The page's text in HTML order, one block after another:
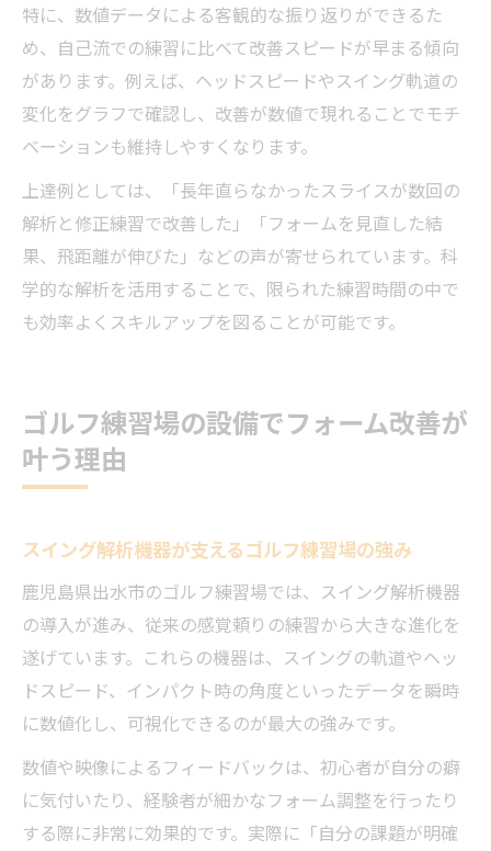
特に、数値データによる客観的な振り返りができるた
め、自己流での練習に比べて改善スピードが早まる傾向
があります。例えば、ヘッドスピードやスイング軌道の
変化をグラフで確認し、改善が数値で現れることでモチ
ベーションも維持しやすくなります。
上達例としては、「長年直らなかったスライスが数回の
解析と修正練習で改善した」「フォームを見直した結
果、飛距離が伸びた」などの声が寄せられています。科
学的な解析を活用することで、限られた練習時間の中で
も効率よくスキルアップを図ることが可能です。
ゴルフ練習場の設備でフォーム改善が
叶う理由
スイング解析機器が支えるゴルフ練習場の強み
鹿児島県出水市のゴルフ練習場では、スイング解析機器
の導入が進み、従来の感覚頼りの練習から大きな進化を
遂げています。これらの機器は、スイングの軌道やヘッ
ドスピード、インパクト時の角度といったデータを瞬時
に数値化し、可視化できるのが最大の強みです。
数値や映像によるフィードバックは、初心者が自分の癖
に気付いたり、経験者が細かなフォーム調整を行ったり
する際に非常に効果的です。実際に「自分の課題が明確